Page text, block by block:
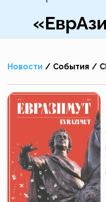
Новости / События /